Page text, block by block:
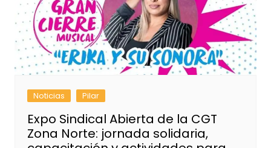
Noticias Pilar
Expo Sindical Abierta de la CGT
Zona Norte: jornada solidaria,